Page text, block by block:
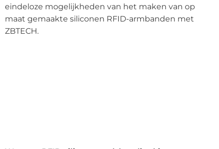
eindeloze mogelijkheden van het maken van op
maat gemaakte siliconen RFID-armbanden met
ZBTECH.